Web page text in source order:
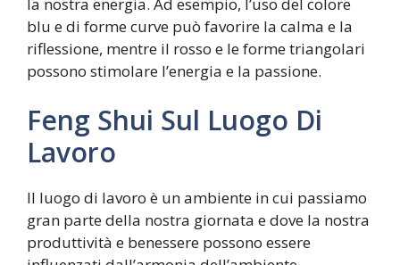
blu e di forme curve può favorire la calma e la
riflessione, mentre il rosso e le forme triangolari
possono stimolare l’energia e la passione.
Feng Shui Sul Luogo Di
Lavoro
Il luogo di lavoro è un ambiente in cui passiamo
gran parte della nostra giornata e dove la nostra
produttività e benessere possono essere